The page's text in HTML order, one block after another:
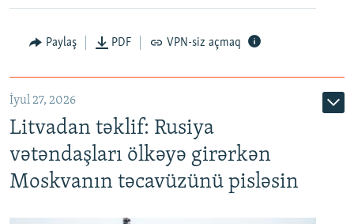
Paylaş PDF VPN-siz açmaq
İyul 27, 2026
Litvadan təklif: Rusiya
vətəndaşları ölkəyə girərkən
Moskvanın təcavüzünü pisləsin